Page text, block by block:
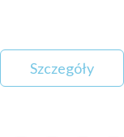
Szczegóły